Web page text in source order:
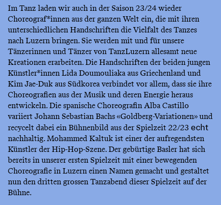
Im Tanz laden wir auch in der Saison 23/24 wieder
Choreograf*innen aus der ganzen Welt ein, die mit ihren
unterschiedlichen Handschriften die Vielfalt des Tanzes
nach Luzern bringen. Sie werden mit und für unsere
Tänzerinnen und Tänzer von TanzLuzern allesamt neue
Kreationen erarbeiten. Die Handschriften der beiden jungen
Künstler*innen Lida Doumouliaka aus Griechenland und
Kim Jae-Duk aus Südkorea verbindet vor allem, dass sie ihre
Choreografien aus der Musik und deren Energie heraus
entwickeln. Die spanische Choreografin Alba Castillo
variiert Johann Sebastian Bachs «Goldberg-Variationen» und
recycelt dabei ein Bühnenbild aus der Spielzeit 22/23 echt
nachhaltig. Mohammed Kaltuk ist einer der aufregendsten
Künstler der Hip-Hop-Szene. Der gebürtige Basler hat sich
bereits in unserer ersten Spielzeit mit einer bewegenden
Choreografie in Luzern einen Namen gemacht und gestaltet
nun den dritten grossen Tanzabend dieser Spielzeit auf der
Bühne.